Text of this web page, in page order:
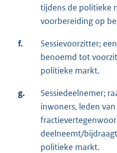
tijdens de politieke
voorbereiding op
f.
Sessievoorzitter;
benoemd tot
politieke markt.
g.
Sessiedeelnemer;
inwoners, leden
deelneemt/
politieke markt.